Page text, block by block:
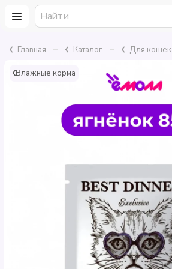
Главная – Каталог – Для кошек
Влажные корма